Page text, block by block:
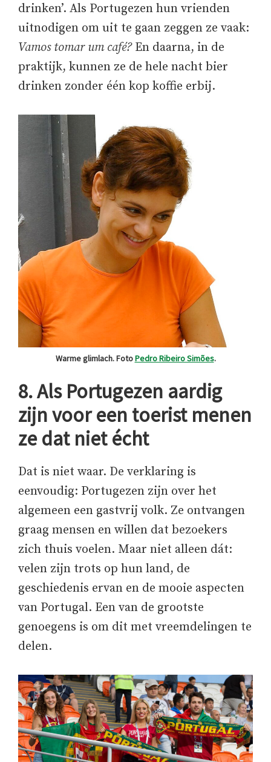
drinken’. Als Portugezen hun vrienden
uitnodigen om uit te gaan zeggen ze vaak:
Vamos tomar um café?En daarna, in de
praktijk, kunnen ze de hele nacht bier
drinken zonder één kop koffie erbij.
Warme glimlach. FotoPedro Ribeiro Simões.
8. Als Portugezen aardig
zijn voor een toerist menen
ze dat niet écht
Dat is niet waar. De verklaring is
eenvoudig: Portugezen zijn over het
algemeen een gastvrij volk. Ze ontvangen
graag mensen en willen dat bezoekers
zich thuis voelen. Maar niet alleen dát:
velen zijn trots op hun land, de
geschiedenis ervan en de mooie aspecten
van Portugal. Een van de grootste
genoegens is om dit met vreemdelingen te
delen.